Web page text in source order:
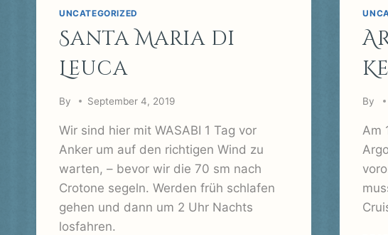
UNCATEGORIZED
Santa Maria di
Leuca
By September 4, 2019
Wir sind hier mit WASABI 1 Tag vor
Anker um auf den richtigen Wind zu
warten, – bevor wir die 70 sm nach
Crotone segeln. Werden früh schlafen
gehen und dann um 2 Uhr Nachts
losfahren.
By
Am